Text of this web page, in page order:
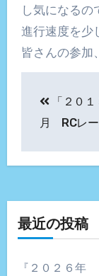
し気になるの
進行速度を少
皆さんの参加
稿
ビ
ゲ
ー
シ
「２０
月 RCレー
最近の投稿
『２０２６年